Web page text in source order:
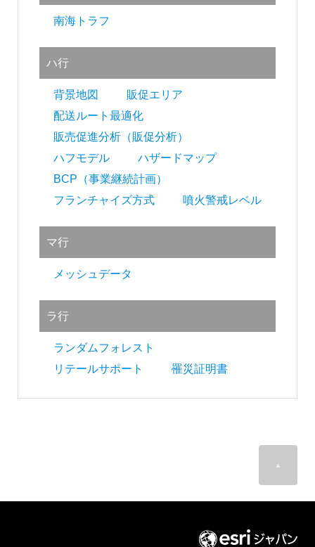
南海トラフ
ハ行
背景地図
販促エリア
配送ルート最適化
販売促進分析（販促分析）
ハフモデル
ハザードマップ
BCP（事業継続計画）
フランチャイズ方式
噴火警戒レベル
マ行
メッシュデータ
ラ行
ランダムフォレスト
リテールサポート
罹災証明書
▲